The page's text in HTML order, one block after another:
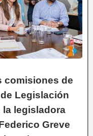
comisiones de
Legislación
la legisladora
Greve